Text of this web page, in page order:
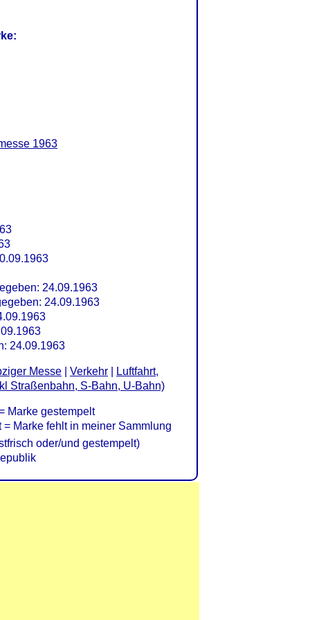
1963
24.09.1963
24.09.1963
24.09.1963
Messe Verkehr
Luftfahrt,
Straßenbahn, S-Bahn, U-Bahn)
Marke gestempelt
= Marke fehlt in meiner Sammlung
oder/und gestempelt)